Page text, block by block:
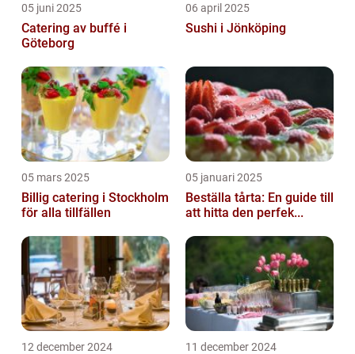
05 juni 2025
Catering av buffé i
Göteborg
06 april 2025
Sushi i Jönköping
05 mars 2025
Billig catering i Stockholm
för alla tillfällen
05 januari 2025
Beställa tårta: En guide till
att hitta den perfek...
12 december 2024 11 december 2024